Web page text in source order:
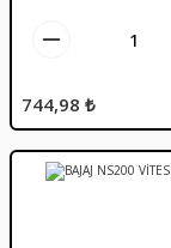
744,98 ₺